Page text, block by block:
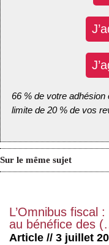
66 % de votre
limite de 20 % de vos
Sur le même sujet
L’Omnibus fiscal
au bénéfice des
Article // 3 juillet